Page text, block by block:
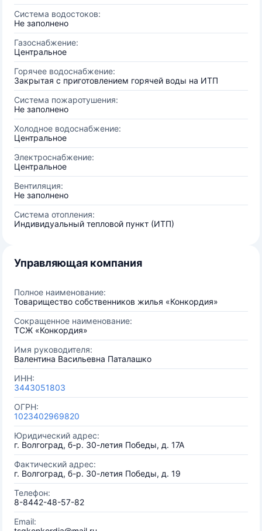
Система водостоков:
Не заполнено
Газоснабжение:
Центральное
Горячее водоснабжение:
Закрытая с приготовлением горячей воды на ИТП
Система пожаротушения:
Не заполнено
Холодное водоснабжение:
Центральное
Электроснабжение:
Центральное
Вентиляция:
Не заполнено
Система отопления:
Индивидуальный тепловой пункт (ИТП)
Управляющая компания
Полное наименование:
Товарищество собственников жилья «Конкордия»
Сокращенное наименование:
ТСЖ «Конкордия»
Имя руководителя:
Валентина Васильевна Паталашко
ИНН:
3443051803
ОГРН:
1023402969820
Юридический адрес:
г. Волгоград, б-р. 30-летия Победы, д. 17А
Фактический адрес:
г. Волгоград, б-р. 30-летия Победы, д. 19
Телефон:
8-8442-48-57-82
Email: